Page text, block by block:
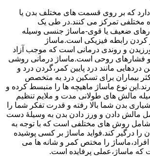
دارد که بر روی قسمت های مختلف بدن یا
مختلفی تمرکز می کنند.در طی یک
ضعیف یا قوی-ماساژ جنسی وسیله
رابطه فیزیکی است.ماساژ
و روندی درمانی است که موجب آزاد
روحی است.ماساژ درمانی روشی
دردهایی مانند درد پایین کمر،گردن درد و
بیماران برای تسکین درد به متخصص
نوع ماساژ ماهیچه ها را منبسط کرده و
مالش های طولانی مدت و ملایم تنظیم
بدن شما بالا رفته و قدرت تفکر شما را
مالش دادن و ورز دادن بدن به وسیلۀ دست
روش های مختلفی است که با توجه به
را درگیر کند.فواید ماساژ بر کسی پوشیده
را مختص کمر و شانه ها می
که ماساژ،عملی پرفایده است.